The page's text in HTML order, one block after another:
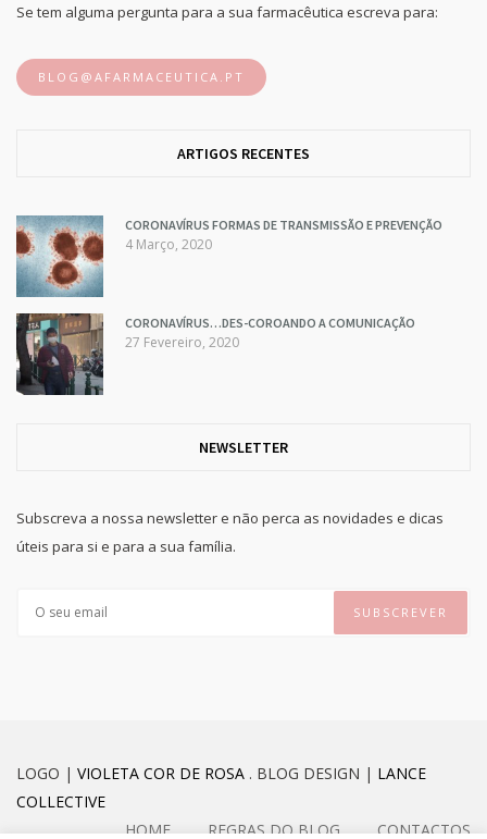
Se tem alguma pergunta para a sua farmacêutica escreva para:
BLOG@AFARMACEUTICA.PT
ARTIGOS RECENTES
CORONAVÍRUS FORMAS DE TRANSMISSÃO E PREVENÇÃO
4 Março, 2020
CORONAVÍRUS…DES-COROANDO A COMUNICAÇÃO
27 Fevereiro, 2020
NEWSLETTER
Subscreva a nossa newsletter e não perca as novidades e dicas
úteis para si e para a sua família.
LOGO | VIOLETA COR DE ROSA . BLOG DESIGN | LANCE
COLLECTIVE
HOME
REGRAS DO BLOG CONTACTOS